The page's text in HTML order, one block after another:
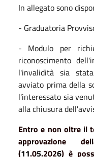
In allegato sono
- Graduatoria
- Modulo per
riconoscimento
l'invalidità sia
avviato prima della
l'interessato sia
alla chiusura
Entro e non oltre il
approvazione
(11.05.2026) è